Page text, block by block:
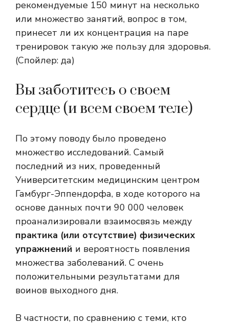
рекомендуемые 150 минут на несколько
или множество занятий, вопрос в том,
принесет ли их концентрация на паре
тренировок такую ​​же пользу для здоровья.
(Спойлер: да)
Вы заботитесь о своем
сердце (и всем своем теле)
По этому поводу было проведено
множество исследований. Самый
последний из них, проведенный
Университетским медицинским центром
Гамбург-Эппендорфа, в ходе которого на
основе данных почти 90 000 человек
проанализировали взаимосвязь между
практика (или отсутствие) физических
упражнений и вероятность появления
множества заболеваний. С очень
положительными результатами для
воинов выходного дня.
В частности, по сравнению с теми, кто